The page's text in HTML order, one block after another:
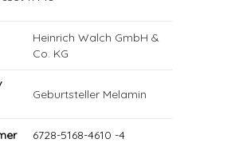
Heinrich Walch GmbH &
Co. KG
Geburtsteller Melamin
6728-5168-4610 -4